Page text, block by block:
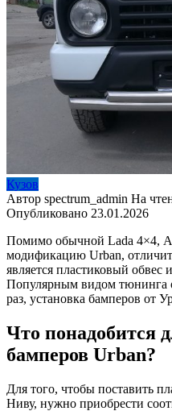
Кузов
Автор spectrum_admin На
Опубликовано 23.01.2026
Помимо обычной Lada 4×4,
модификацию Urban,
является пластиковый обвес
Популярным видом тюнинга
раз, установка бамперов от
Что понадобится
бамперов Urban?
Для того, чтобы поставить
Ниву, нужно приобрести